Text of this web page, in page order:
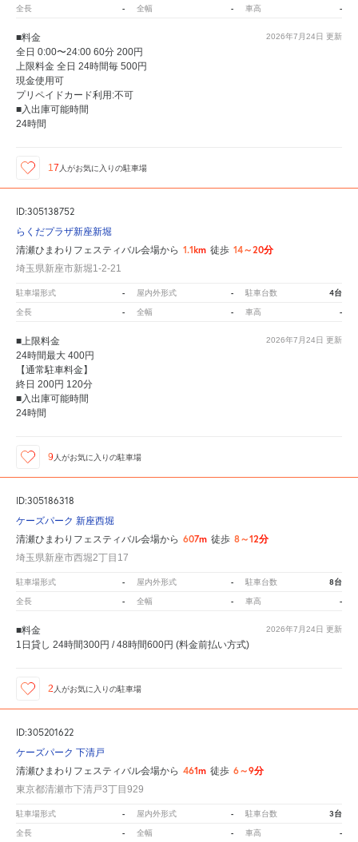
全長 - 全幅 - 車高 -
2026年7月24日 更新
■料金
全日 0:00〜24:00 60分 200円
上限料金 全日 24時間毎 500円
現金使用可
プリペイドカード利用:不可
■入出庫可能時間
24時間
17 人がお気に入りの駐車場
ID:305138752
らくだプラザ新座新堀
清瀬ひまわりフェスティバル会場から 1.1km 徒歩 14～20分
埼玉県新座市新堀1-2-21
駐車場形式 - 屋内外形式 - 駐車台数 4台
全長 - 全幅 - 車高 -
2026年7月24日 更新
■上限料金
24時間最大 400円
【通常駐車料金】
終日 200円 120分
■入出庫可能時間
24時間
9人がお気に入りの駐車場
ID:305186318
ケーズパーク 新座西堀
清瀬ひまわりフェスティバル会場から 607m 徒歩 8～12分
埼玉県新座市西堀2丁目17
駐車場形式 - 屋内外形式 - 駐車台数 8台
全長 - 全幅 - 車高 -
2026年7月24日 更新
■料金
1日貸し 24時間300円 / 48時間600円 (料金前払い方式)
2 人がお気に入りの駐車場
ID:305201622
ケーズパーク 下清戸
清瀬ひまわりフェスティバル会場から 461m 徒歩 6～9分
東京都清瀬市下清戸3丁目929
駐車場形式 - 屋内外形式 - 駐車台数 3台
全長 - 全幅 - 車高 -